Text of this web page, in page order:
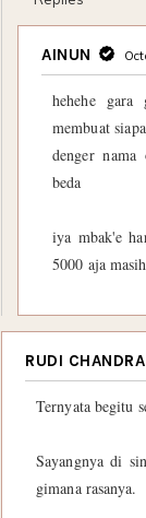
AINUN
hehehe gara
membuat
denger nama
beda
iya mbak'e
5000 aja
RUDI CHANDRA
Ternyata begitu
Sayangnya di
gimana rasanya.